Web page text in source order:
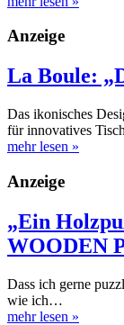
Anzeige
La Boule:
Das ikonisches
für innovatives
mehr lesen »
Anzeige
„Ein
WOODEN
Dass ich gerne
wie ich…
mehr lesen »